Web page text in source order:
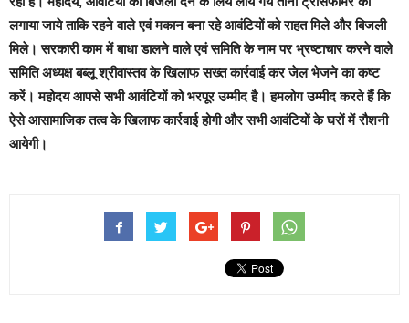
लगाया जाये ताकि रहने वाले एवं मकान बना रहे आवंटियों को राहत मिले और बिजली
मिले।सरकारी काम में बाधा डालने वाले एवं समिति के नाम पर भ्रष्टाचार करने वाले
समिति अध्यक्ष बब्लू श्रीवास्तव के खिलाफ सख्त कार्रवाई कर जेल भेजने का कष्ट
करें। महोदय आपसे सभी आवंटियों को भरपूर उम्मीद है। हमलोग उम्मीद करते हैं कि
ऐसे आसामाजिक तत्व के खिलाफ कार्रवाई होगी और सभी आवंटियों के घरों में रौशनी
आयेगी।